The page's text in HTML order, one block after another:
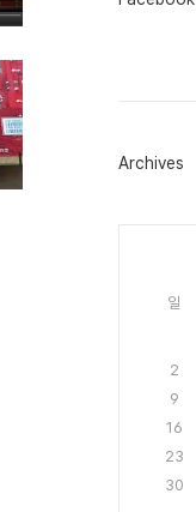
그
Archives
일
2
9
16
23
30